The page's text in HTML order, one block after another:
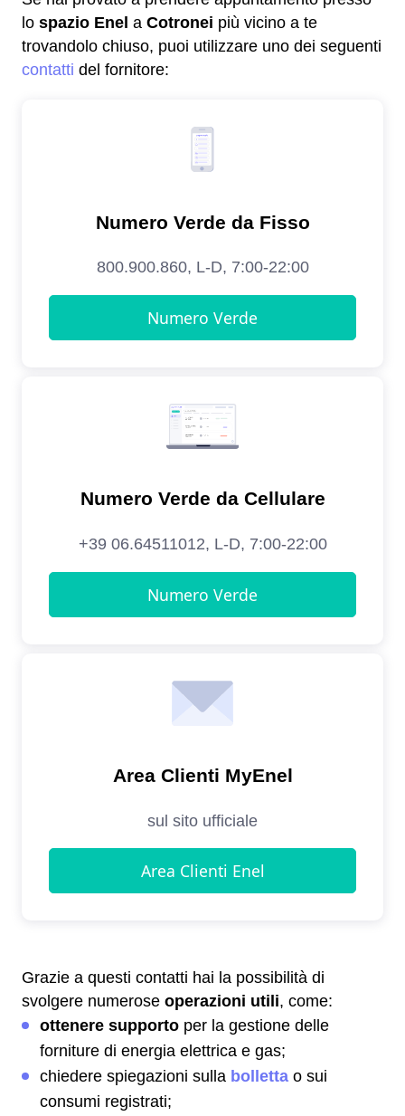
lo spazio Enel a Cotronei più vicino a te
trovandolo chiuso, puoi utilizzare uno dei seguenti
contatti del fornitore:
Grazie a questi contatti hai la possibilità di
svolgere numerose operazioni utili, come:
ottenere supporto per la gestione delle
forniture di energia elettrica e gas;
chiedere spiegazioni sulla bolletta o sui
consumi registrati;